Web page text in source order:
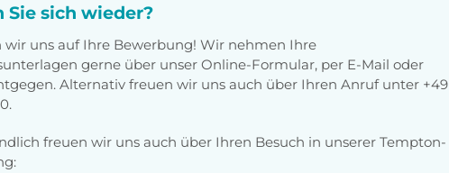
Sie sich wieder?
wir uns auf Ihre Bewerbung! Wir nehmen Ihre
gerne über unser Online-Formular, per E-Mail oder
Alternativ freuen wir uns auch über Ihren Anruf unter +49
freuen wir uns auch über Ihren Besuch in unserer Tempton-